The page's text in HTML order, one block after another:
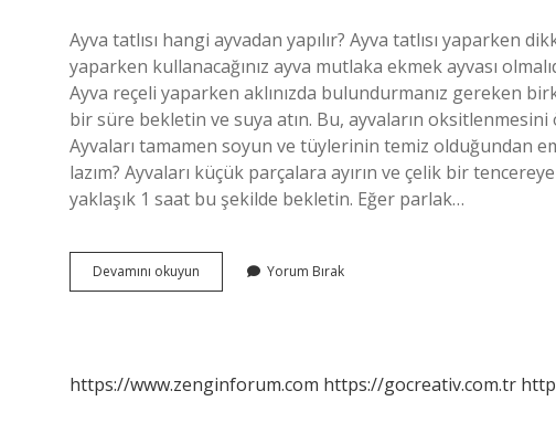
Ayva tatlısı hangi ayvadan yapılır? Ayva tatlısı yaparken
yaparken kullanacağınız ayva mutlaka ekmek ayvası
Ayva reçeli yaparken aklınızda bulundurmanız gereken
bir süre bekletin ve suya atın. Bu, ayvaların
Ayvaları tamamen soyun ve tüylerinin temiz olduğundan
lazım? Ayvaları küçük parçalara ayırın ve çelik bir
yaklaşık 1 saat bu şekilde bekletin. Eğer parlak…
Devamını okuyun
Ayvadan
Yorum Bırak
https://www.zenginforum.com https://gocreativ.com.tr